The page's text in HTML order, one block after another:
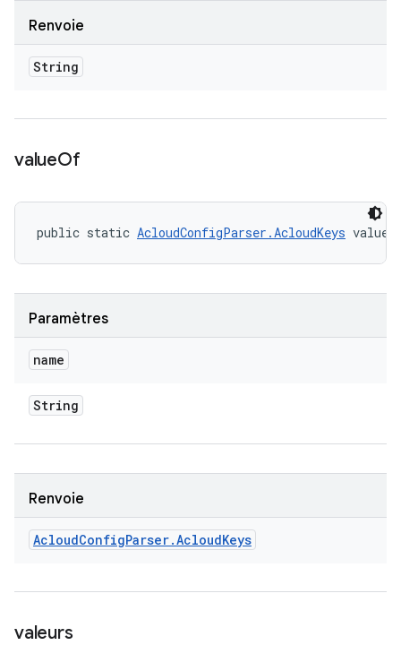
Renvoie
String
valueOf
public static AcloudConfigParser.AcloudKeys
Paramètres
name
String
Renvoie
AcloudConfigParser.AcloudKeys
valeurs